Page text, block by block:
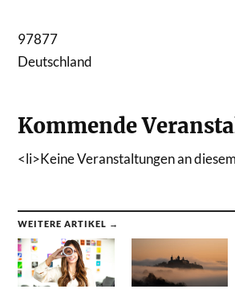
97877
Deutschland
Kommende
<li>Keine Veranstaltungen an
WEITERE ARTIKEL →